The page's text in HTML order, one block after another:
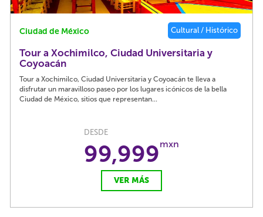
Ciudad de México Cultural / Histórico
Tour a Xochimilco, Ciudad Universitaria y
Coyoacán
Tour a Xochimilco, Ciudad Universitaria y Coyoacán te lleva a
disfrutar un maravilloso paseo por los lugares icónicos de la bella
Ciudad de México, sitios que representan...
DESDE
99,999mxn
VER MÁS